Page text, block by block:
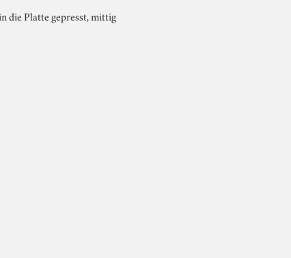
die Platte gepresst, mittig